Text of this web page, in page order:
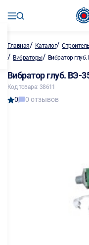
Главная/ Каталог/
/ Вибраторы/ Вибратор
Вибратор глуб. ВЭ-
Код товара: 38611
0 0 отзывов